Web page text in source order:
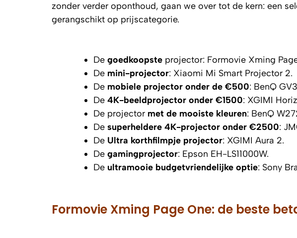
zonder verder oponthoud, gaan we over tot de kern: een
gerangschikt op prijscategorie.
De goedkoopste projector: Formovie Xming
De mini-projector: Xiaomi Mi Smart Projector 2.
De mobiele projector onder de €500: BenQ
De 4K-beeldprojector onder €1500: XGIMI
De projector met de mooiste kleuren: BenQ
De superheldere 4K-projector onder €2500:
De Ultra korthfilmpje projector: XGIMI Aura 2.
De gamingprojector: Epson EH-LS11000W.
De ultramooie budgetvriendelijke optie: Sony
Formovie Xming Page One: de beste